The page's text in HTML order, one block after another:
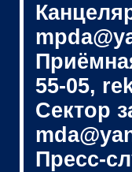
55-05,
Сектор
Пресс-